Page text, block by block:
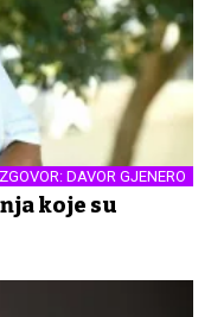
DAVOR GJENERO
koje su